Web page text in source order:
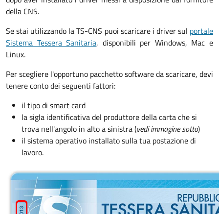
della CNS.
Se stai utilizzando la TS-CNS puoi scaricare i driver sul portale
Sistema Tessera Sanitaria, disponibili per Windows, Mac e
Linux.
Per scegliere l'opportuno pacchetto software da scaricare, devi
tenere conto dei seguenti fattori:
il tipo di smart card
la sigla identificativa del produttore della carta che si
trova nell'angolo in alto a sinistra (vedi immagine sotto)
il sistema operativo installato sulla tua postazione di
lavoro.